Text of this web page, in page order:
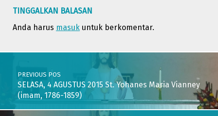
TINGGALKAN BALASAN
Anda harus masukuntuk berkomentar.
Post navigation
PREVIOUS POS
SELASA, 4 AGUSTUS 2015 St. Yohanes Maria Vianney
(imam, 1786-1859)